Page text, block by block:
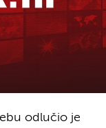
odlučio je